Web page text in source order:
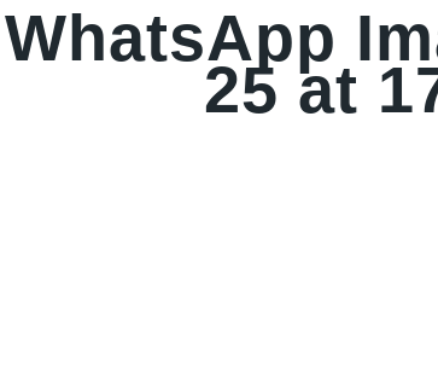
WhatsApp
25 at